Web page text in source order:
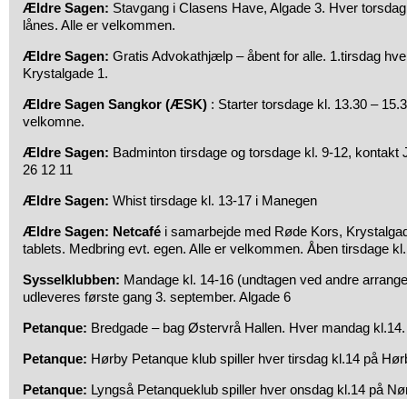
Ældre Sagen: Stavgang i Clasens Have, Algade 3. Hver
lånes. Alle er velkommen.
Ældre Sagen: Gratis Advokathjælp – åbent for alle. 1.tirsdag
Krystalgade 1.
Ældre Sagen Sangkor (ÆSK) : Starter torsdage kl. 13.30 –
velkomne.
Ældre Sagen: Badminton tirsdage og torsdage kl. 9-12, kontakt
26 12 11
Ældre Sagen: Whist tirsdage kl. 13-17 i Manegen
Ældre Sagen: Netcafé i samarbejde med Røde Kors,
tablets. Medbring evt. egen. Alle er velkommen. Åben tirsdage
Sysselklubben: Mandage kl. 14-16 (undtagen ved andre
udleveres første gang 3. september. Algade 6
Petanque: Bredgade – bag Østervrå Hallen. Hver mandag kl.14.
Petanque: Hørby Petanque klub spiller hver tirsdag kl.14 på
Petanque: Lyngså Petanqueklub spiller hver onsdag kl.14 på